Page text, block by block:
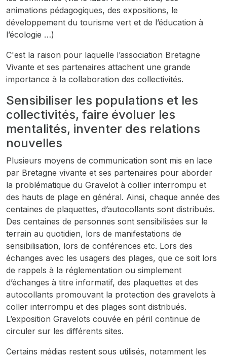
animations pédagogiques, des expositions, le
développement du tourisme vert et de l’éducation à
l’écologie …)
C'est la raison pour laquelle l’association Bretagne
Vivante et ses partenaires attachent une grande
importance à la collaboration des collectivités.
Sensibiliser les populations et les
collectivités, faire évoluer les
mentalités, inventer des relations
nouvelles
Plusieurs moyens de communication sont mis en lace
par Bretagne vivante et ses partenaires pour aborder
la problématique du Gravelot à collier interrompu et
des hauts de plage en général. Ainsi, chaque année des
centaines de plaquettes, d’autocollants sont distribués.
Des centaines de personnes sont sensibilisées sur le
terrain au quotidien, lors de manifestations de
sensibilisation, lors de conférences etc. Lors des
échanges avec les usagers des plages, que ce soit lors
de rappels à la réglementation ou simplement
d’échanges à titre informatif, des plaquettes et des
autocollants promouvant la protection des gravelots à
coller interrompu et des plages sont distribués.
L’exposition Gravelots couvée en péril continue de
circuler sur les différents sites.
Certains médias restent sous utilisés, notamment les